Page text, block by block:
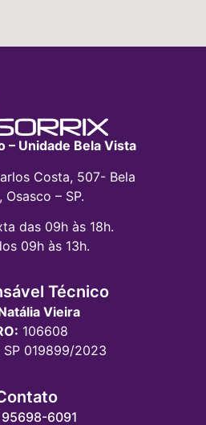
– Unidade Bela Vista
Costa, 507- Bela
Osasco – SP.
das 09h às 18h.
09h às 13h.
Técnico
Vieira
106608
SP 019899/2023
95698-6091